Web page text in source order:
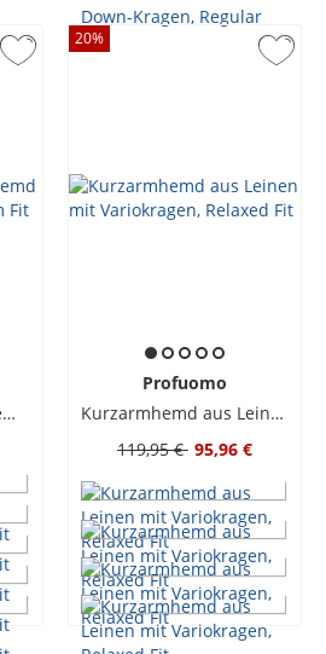
Unifarbenes Leinenhemd mit Haifischkragen, Slim Fit
20%
Profuomo
Kurzarmhemd aus Leinen mit Variokragen, Relaxed Fit
119,95 € 95,96 €